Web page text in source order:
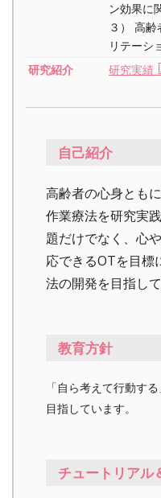
ン効果に
３） 高
リテーシ
研究紹介
研究実績
自己紹介
高齢者の心身とも
作業療法を研究実
題だけでなく、心
応できるOTを目標
法の開発を目指して
教育方針
「自ら考えて行動す
目指しています。
チュートリアル